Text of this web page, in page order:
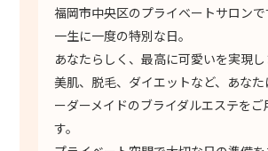
福岡市中央区のプライベートサロンで
一生に一度の特別な日。
あなたらしく、最高に可愛いを実現し
美肌、脱毛、ダイエットなど、あな
ーダーメイドのブライダルエステをご
す。